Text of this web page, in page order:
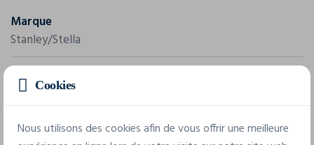
Marque
Stanley/Stella
Référence
STSU168
Grammage
Cookies
Nous utilisons des cookies afin de vous offrir une meilleure